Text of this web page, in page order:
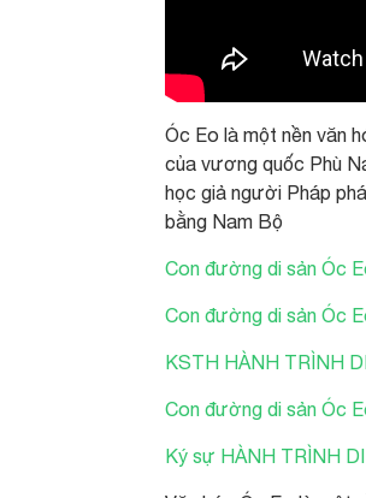
Óc Eo là một nền văn
của vương quốc Phù
học giả người Pháp
bằng Nam Bộ
Con đường di sản Óc
Con đường di sản Óc
KSTH HÀNH TRÌNH
Con đường di sản Óc
Ký sự HÀNH TRÌNH